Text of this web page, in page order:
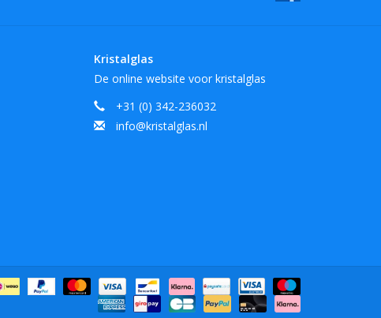
Kristalglas
De online website voor kristalglas
+31 (0) 342-236032
info@kristalglas.nl